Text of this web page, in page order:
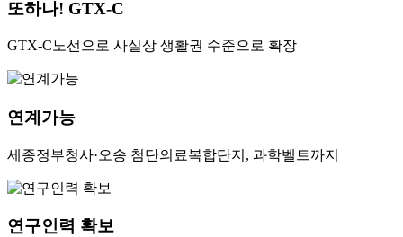
또하나! GTX-C
GTX-C노선으로 사실상 생활권 수준으로 확장
연계가능
세종정부청사·오송 첨단의료복합단지, 과학벨트까지
연구인력 확보